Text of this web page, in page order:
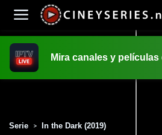
Mira canales y
Serie > In the Dark (2019)